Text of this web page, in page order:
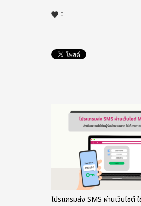
0
โปรแกรมส่ง SMS ผ่านเว็บไซต์